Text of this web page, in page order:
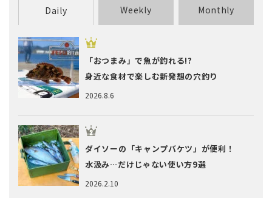
Daily Weekly Monthly
2026.8.6
「おつまみ」で魚が釣れる!?
身近な食材で楽しむ新発想の穴釣り
2026.2.10
ダイソーの「キャンプバケツ」が便利！
水汲み…だけじゃない使い方9選